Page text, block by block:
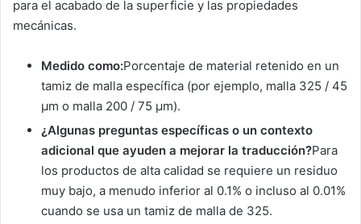
para el acabado de la superficie y las propiedades
mecánicas.
Medido como:Porcentaje de material retenido en un
tamiz de malla específica (por ejemplo, malla 325 / 45
μm o malla 200 / 75 μm).
¿Algunas preguntas específicas o un contexto
adicional que ayuden a mejorar la traducción?Para
los productos de alta calidad se requiere un residuo
muy bajo, a menudo inferior al 0.1% o incluso al 0.01%
cuando se usa un tamiz de malla de 325.